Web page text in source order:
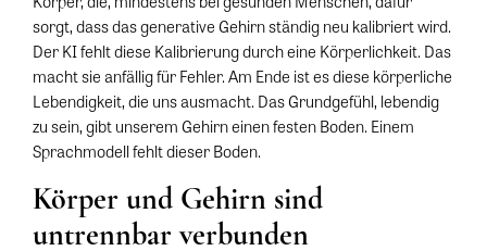
sorgt, dass das generative Gehirn ständig neu kalibriert wird.
Der KI fehlt diese Kalibrierung durch eine Körperlichkeit. Das
macht sie anfällig für Fehler. Am Ende ist es diese körperliche
Lebendigkeit, die uns ausmacht. Das Grundgefühl, lebendig
zu sein, gibt unserem Gehirn einen festen Boden. Einem
Sprachmodell fehlt dieser Boden.
Körper und Gehirn sind
untrennbar verbunden